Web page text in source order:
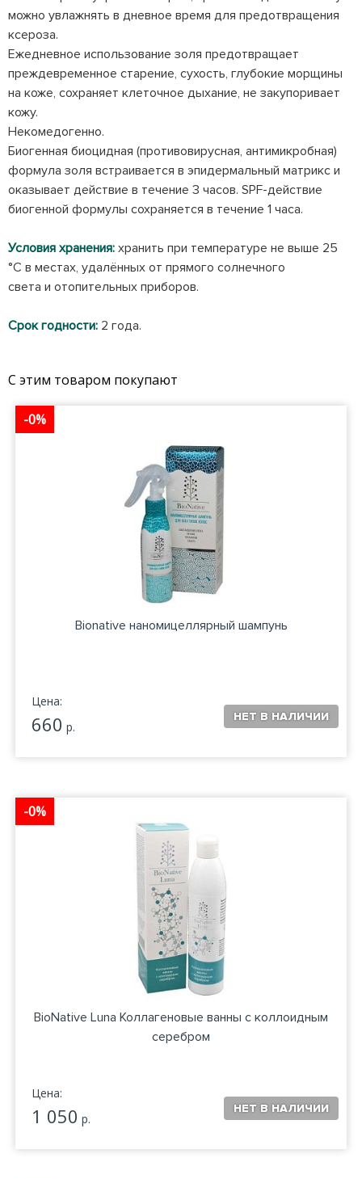
можно увлажнять в дневное время для предотвращения
ксероза.
Ежедневное использование золя предотвращает
преждевременное старение, сухость, глубокие морщины
на коже, сохраняет клеточное дыхание, не закупоривает
кожу.
Некомедогенно.
Биогенная биоцидная (противовирусная, антимикробная)
формула золя встраивается в эпидермальный матрикс и
оказывает действие в течение 3 часов. SPF-действие
биогенной формулы сохраняется в течение 1 часа.
Условия хранения: хранить при температуре не выше 25
°С в местах, удалённых от прямого солнечного
света и отопительных приборов.
Срок годности: 2 года.
С этим товаром покупают
-0%
Bionative наномицеллярный шампунь
Цена:
660 р.
-0%
BioNative Luna Коллагеновые ванны с коллоидным
серебром
Цена:
1 050 р.